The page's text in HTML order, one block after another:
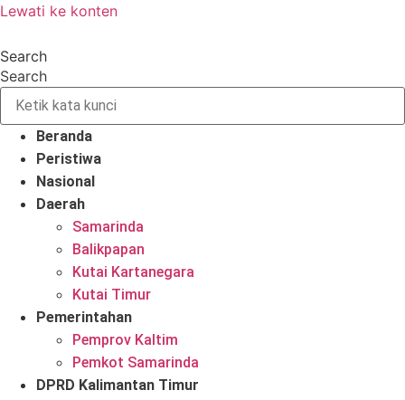
Lewati ke konten
Search
Search
Beranda
Peristiwa
Nasional
Daerah
Samarinda
Balikpapan
Kutai Kartanegara
Kutai Timur
Pemerintahan
Pemprov Kaltim
Pemkot Samarinda
DPRD Kalimantan Timur